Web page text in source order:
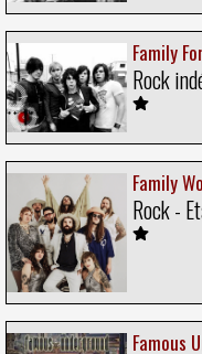
Family
Rock
Family
Rock -
Famous